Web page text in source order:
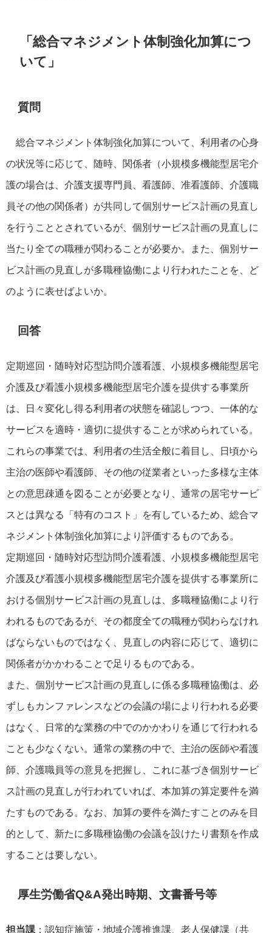
「総合マネジメント体制強化加算につ
いて」
質問
総合マネジメント体制強化加算について、利用者の心身
の状況等に応じて、随時、関係者（小規模多機能型居宅介
護の場合は、介護支援専門員、看護師、准看護師、介護職
員その他の関係者）が共同して個別サービス計画の見直し
を行うこととされているが、個別サービス計画の見直しに
当たり全ての職種が関わることが必要か。また、個別サー
ビス計画の見直しが多職種協働により行われたことを、ど
のように表せばよいか。
回答
定期巡回・随時対応型訪問介護看護、小規模多機能型居宅
介護及び看護小規模多機能型居宅介護を提供する事業所
は、日々変化し得る利用者の状態を確認しつつ、一体的な
サービスを適時・適切に提供することが求められている。
これらの事業では、利用者の生活全般に着目し、日頃から
主治の医師や看護師、その他の従業者といった多様な主体
との意思疎通を図ることが必要となり、通常の居宅サービ
スとは異なる「特有のコスト」を有しているため、総合マ
ネジメント体制強化加算により評価するものである。
定期巡回・随時対応型訪問介護看護、小規模多機能型居宅
介護及び看護小規模多機能型居宅介護を提供する事業所に
おける個別サービス計画の見直しは、多職種協働により行
われるものであるが、その都度全ての職種が関わらなけれ
ばならないものではなく、見直しの内容に応じて、適切に
関係者がかかわることで足りるものである。
また、個別サービス計画の見直しに係る多職種協働は、必
ずしもカンファレンスなどの会議の場により行われる必要
はなく、日常的な業務の中でのかかわりを通じて行われる
ことも少なくない。通常の業務の中で、主治の医師や看護
師、介護職員等の意見を把握し、これに基づき個別サービ
ス計画の見直しが行われていれば、本加算の算定要件を満
たすものである。なお、加算の要件を満たすことのみを目
的として、新たに多職種協働の会議を設けたり書類を作成
することは要しない。
厚生労働省Q&A発出時期、文書番号等
担当課 ：認知症施策・地域介護推進課、老人保健課（共